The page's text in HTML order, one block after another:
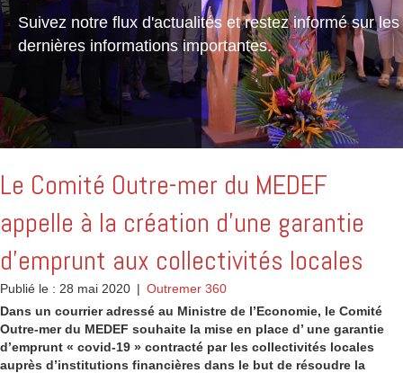
Suivez notre flux d'actualités et restez informé sur les
dernières informations importantes.
Le Comité Outre-mer du MEDEF
appelle à la création d’une garantie
d’emprunt aux collectivités locales
Publié le : 28 mai 2020 | Outremer 360
Dans un courrier adressé au Ministre de l’Economie, le Comité
Outre-mer du MEDEF souhaite la mise en place d’ une garantie
d’emprunt « covid-19 » contracté par les collectivités locales
auprès d’institutions financières dans le but de résoudre la